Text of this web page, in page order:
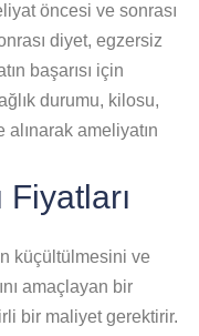
öncesi ve sonrası
diyet, egzersiz
başarısı için
durumu, kilosu,
ameliyatın
küçültülmesini ve
amaçlayan bir
bir maliyet gerektirir.